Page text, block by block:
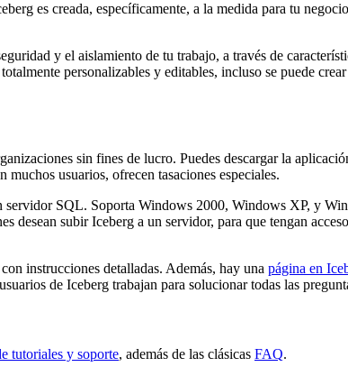
es creada, específicamente, a la medida para tu
y el aislamiento de tu trabajo, a través de
personalizables y editables, incluso se puede
sin fines de lucro. Puedes descargar la
usuarios, ofrecen tasaciones especiales.
SQL. Soporta Windows 2000, Windows XP, y
desean subir Iceberg a un servidor, para que tengan
instrucciones detalladas. Además, hay una página en
de Iceberg trabajan para solucionar todas las
tutoriales y soporte, además de las clásicas FAQ.